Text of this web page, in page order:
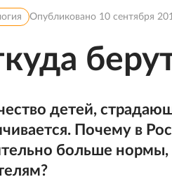
Опубликовано 10 сентября
детей,
Почему в
больше нормы,